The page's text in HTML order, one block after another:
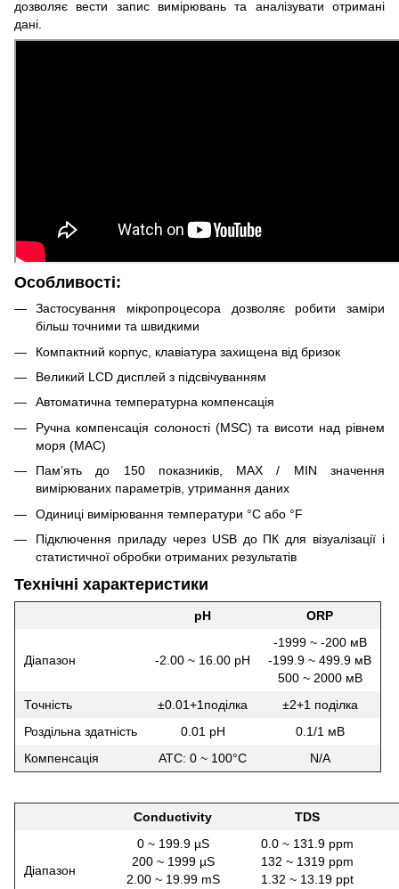
дозволяє вести запис вимірювань та аналізувати отримані
дані.
Особливості:
Застосування мікропроцесора дозволяє робити заміри
більш точними та швидкими
Компактний корпус, клавіатура захищена від бризок
Великий LCD дисплей з підсвічуванням
Автоматична температурна компенсація
Ручна компенсація солоності (MSC) та висоти над рівнем
моря (MAC)
Пам’ять до 150 показників, MAX / MIN значення
вимірюваних параметрів, утримання даних
Одиниці вимірювання температури °C або °F
Підключення приладу через USB до ПК для візуалізації і
статистичної обробки отриманих результатів
Технічні характеристики
pH ORP
Діапазон -2.00 ~ 16.00 pH
-1999 ~ -200 мВ
-199.9 ~ 499.9 мВ
500 ~ 2000 мВ
Точність
±0.01+1поділка
±2+1 поділка
Роздільна здатність
0.01 рН
0.1/1 мВ
Компенсація
АТС: 0 ~ 100°С N/A
Conductivity TDS
Діапазон
0 ~ 199.9 µS
200 ~ 1999 µS
2.00 ~ 19.99 mS
0.0 ~ 131.9 ppm
132 ~ 1319 ppm
1.32 ~ 13.19 ppt